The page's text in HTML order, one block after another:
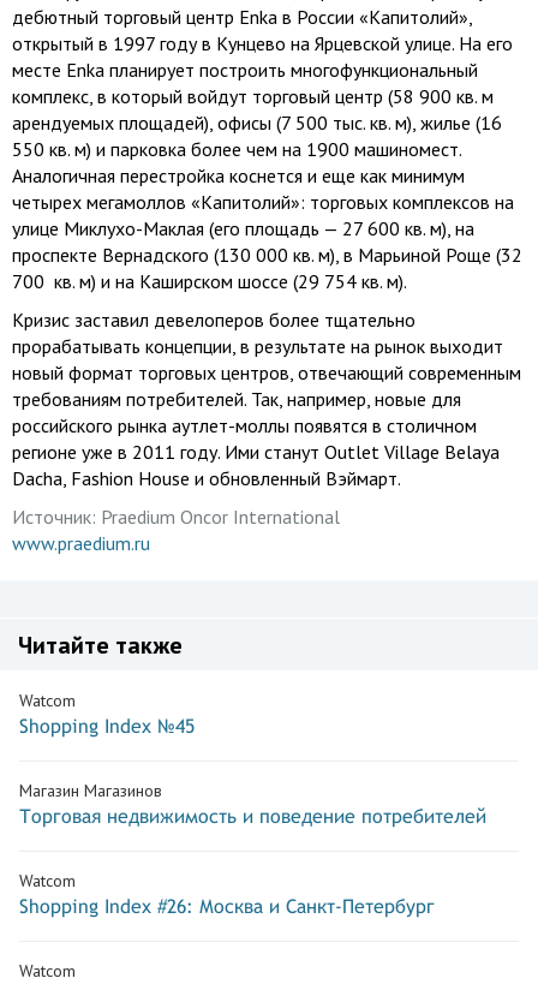
дебютный торговый центр Enka в России «Капитолий»,
открытый в 1997 году в Кунцево на Ярцевской улице. На его
месте Enka планирует построить многофункциональный
комплекс, в который войдут торговый центр (58 900 кв. м
арендуемых площадей), офисы (7 500 тыс. кв. м), жилье (16
550 кв. м) и парковка более чем на 1900 машиномест.
Аналогичная перестройка коснется и еще как минимум
четырех мегамоллов «Капитолий»: торговых комплексов на
улице Миклухо-Маклая (его площадь — 27 600 кв. м), на
проспекте Вернадского (130 000 кв. м), в Марьиной Роще (32
700 кв. м) и на Каширском шоссе (29 754 кв. м).
Кризис заставил девелоперов более тщательно
прорабатывать концепции, в результате на рынок выходит
новый формат торговых центров, отвечающий современным
требованиям потребителей. Так, например, новые для
российского рынка аутлет-моллы появятся в столичном
регионе уже в 2011 году. Ими станут Outlet Village Belaya
Dacha, Fashion House и обновленный Вэймарт.
Источник: Praedium Oncor International
www.praedium.ru
Читайте также
Watcom
Shopping Index №45
Магазин Магазинов
Торговая недвижимость и поведение потребителей
Watcom
Shopping Index #26: Москва и Санкт-Петербург
Watcom